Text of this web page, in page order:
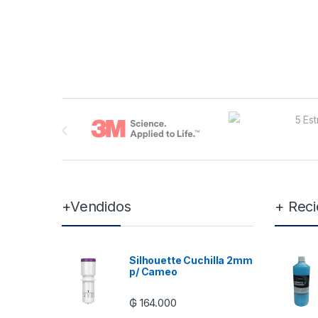
+Vendidos
Silhouette Cuchilla 2mm
p/ Cameo
₲ 164.000
+